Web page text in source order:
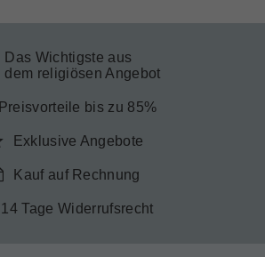
Das Wichtigste aus
dem religiösen Angebot
Preisvorteile bis zu 85%
Exklusive Angebote
Kauf auf Rechnung
14 Tage Widerrufsrecht